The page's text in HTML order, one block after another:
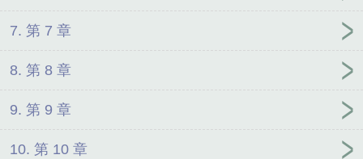
7. 第 7 章
8. 第 8 章
9. 第 9 章
10. 第 10 章